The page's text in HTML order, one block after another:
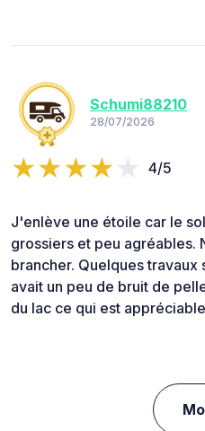
Schumi88210
28/07/2026
4/5
J'enlève une étoile car le
grossiers et peu agréables.
brancher. Quelques
avait un peu de bruit de
du lac ce qui est appréciable